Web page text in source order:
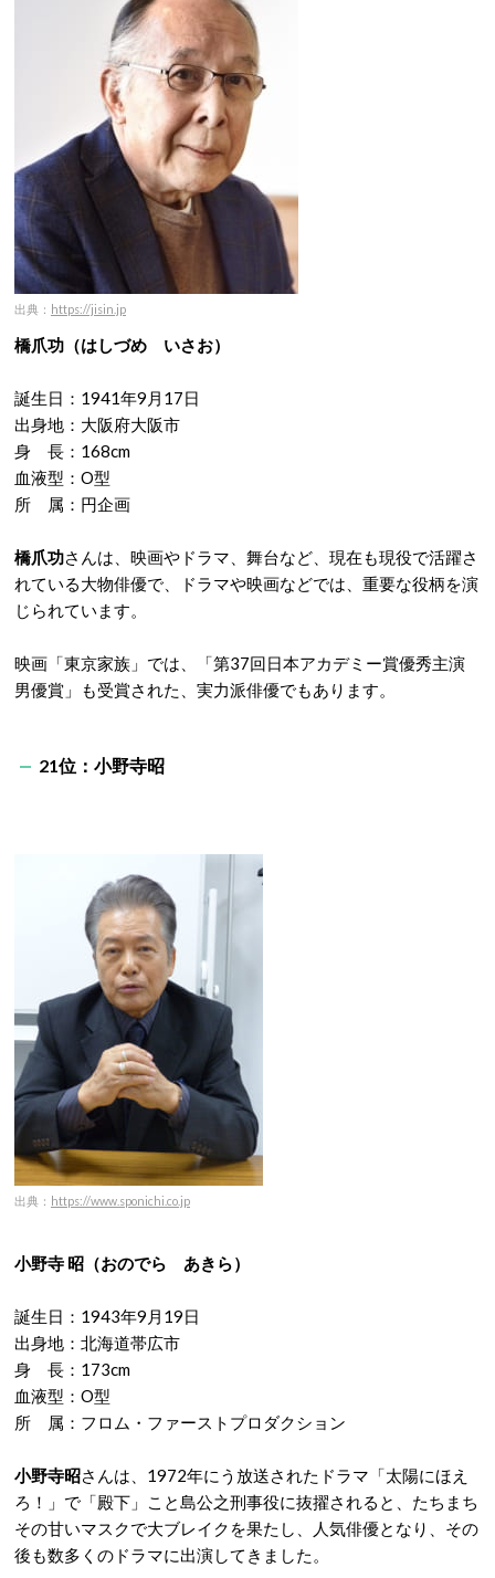
出典： https://jisin.jp
橋爪功（はしづめ いさお）
誕生日：1941年9月17日
出身地：大阪府大阪市
身 長：168cm
血液型：O型
所 属：円企画
橋爪功さんは、映画やドラマ、舞台など、現在も現役で活躍さ
れている大物俳優で、ドラマや映画などでは、重要な役柄を演
じられています。
映画「東京家族」では、「第37回日本アカデミー賞優秀主演
男優賞」も受賞された、実力派俳優でもあります。
21位：小野寺昭
出典： https://www.sponichi.co.jp
小野寺 昭（おのでら あきら）
誕生日：1943年9月19日
出身地：北海道帯広市
身 長：173cm
血液型：O型
所 属：フロム・ファーストプロダクション
小野寺昭さんは、1972年にう放送されたドラマ「太陽にほえ
ろ！」で「殿下」こと島公之刑事役に抜擢されると、たちまち
その甘いマスクで大ブレイクを果たし、人気俳優となり、その
後も数多くのドラマに出演してきました。